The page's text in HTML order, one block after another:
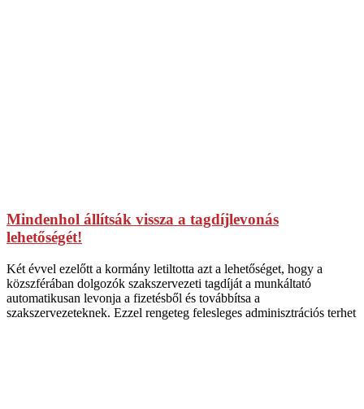
Mindenhol állítsák vissza a tagdíjlevonás
lehetőségét!
Két évvel ezelőtt a kormány letiltotta azt a lehetőséget, hogy a
közszférában dolgozók szakszervezeti tagdíját a munkáltató
automatikusan levonja a fizetésből és továbbítsa a
szakszervezeteknek. Ezzel rengeteg felesleges adminisztrációs terhet